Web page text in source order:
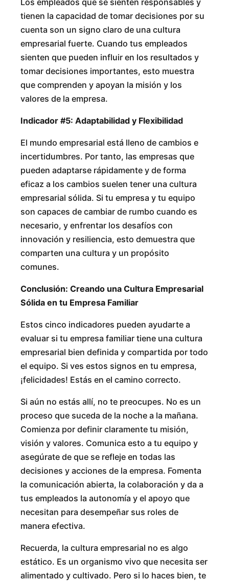
tienen la capacidad de tomar decisiones por su
cuenta son un signo claro de una cultura
empresarial fuerte. Cuando tus empleados
sienten que pueden influir en los resultados y
tomar decisiones importantes, esto muestra
que comprenden y apoyan la misión y los
valores de la empresa.
Indicador #5: Adaptabilidad y Flexibilidad
El mundo empresarial está lleno de cambios e
incertidumbres. Por tanto, las empresas que
pueden adaptarse rápidamente y de forma
eficaz a los cambios suelen tener una cultura
empresarial sólida. Si tu empresa y tu equipo
son capaces de cambiar de rumbo cuando es
necesario, y enfrentar los desafíos con
innovación y resiliencia, esto demuestra que
comparten una cultura y un propósito
comunes.
Conclusión: Creando una Cultura Empresarial
Sólida en tu Empresa Familiar
Estos cinco indicadores pueden ayudarte a
evaluar si tu empresa familiar tiene una cultura
empresarial bien definida y compartida por todo
el equipo. Si ves estos signos en tu empresa,
¡felicidades! Estás en el camino correcto.
Si aún no estás allí, no te preocupes. No es un
proceso que suceda de la noche a la mañana.
Comienza por definir claramente tu misión,
visión y valores. Comunica esto a tu equipo y
asegúrate de que se refleje en todas las
decisiones y acciones de la empresa. Fomenta
la comunicación abierta, la colaboración y da a
tus empleados la autonomía y el apoyo que
necesitan para desempeñar sus roles de
manera efectiva.
Recuerda, la cultura empresarial no es algo
estático. Es un organismo vivo que necesita ser
alimentado y cultivado. Pero si lo haces bien, te